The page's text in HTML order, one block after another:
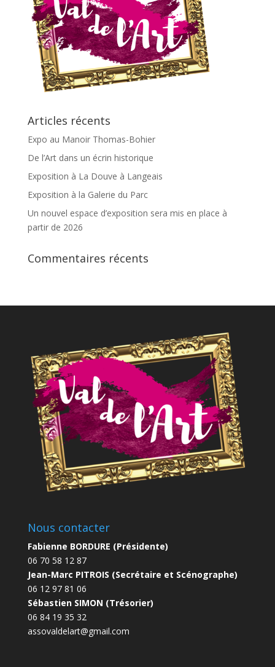
Articles récents
Expo au Manoir Thomas-Bohier
De l’Art dans un écrin historique
Exposition à La Douve à Langeais
Exposition à la Galerie du Parc
Un nouvel espace d’exposition sera mis en place à
partir de 2026
Commentaires récents
Nous contacter
Fabienne BORDURE (Présidente)
06 70 58 12 87
Jean-Marc PITROIS (Secrétaire et Scénographe)
06 12 97 81 06
Sébastien SIMON (Trésorier)
06 84 19 35 32
assovaldelart@gmail.com